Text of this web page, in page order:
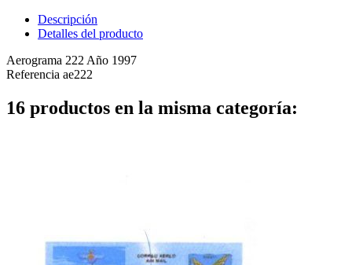
Descripción
Detalles del producto
Aerograma 222 Año 1997
Referencia ae222
16 productos en la misma categoría: